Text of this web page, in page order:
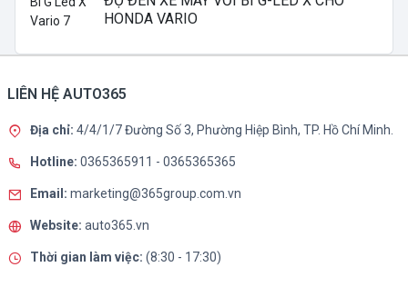
HONDA VARIO
LIÊN HỆ AUTO365
Địa chỉ: 4/4/1/7 Đường Số 3, Phường Hiệp Bình, TP. Hồ Chí Minh.
Hotline: 0365365911 - 0365365365
Email: marketing@365group.com.vn
Website: auto365.vn
Thời gian làm việc: (8:30 - 17:30)